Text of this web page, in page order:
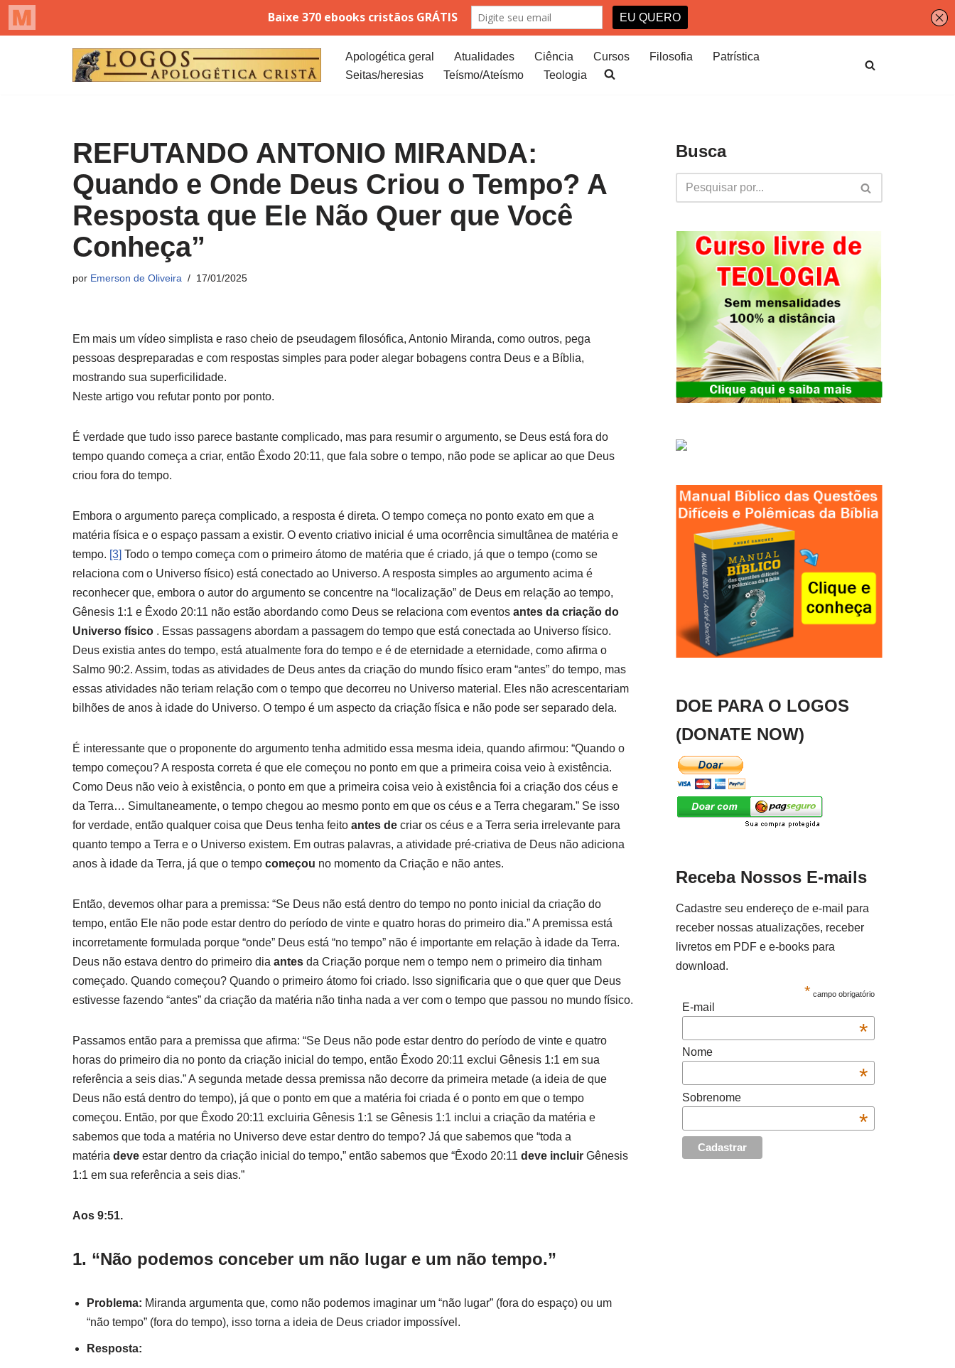
Apologética geral Atualidades Ciência Cursos Filosofia
Patrística
Seitas/heresias
Teísmo/Ateísmo Teologia
REFUTANDO ANTONIO MIRANDA:
Quando e Onde Deus Criou o Tempo? A
Resposta que Ele Não Quer que Você
Conheça”
por Emerson de Oliveira 17/01/2025
Em mais um vídeo simplista e raso cheio de pseudagem filosófica, Antonio Miranda, como outros, pega
pessoas despreparadas e com respostas simples para poder alegar bobagens contra Deus e a Bíblia,
mostrando sua superficilidade.
Neste artigo vou refutar ponto por ponto.
É verdade que tudo isso parece bastante complicado, mas para resumir o argumento, se Deus está fora do
tempo quando começa a criar, então Êxodo 20:11, que fala sobre o tempo, não pode se aplicar ao que Deus
criou fora do tempo.
Embora o argumento pareça complicado, a resposta é direta. O tempo começa no ponto exato em que a
matéria física e o espaço passam a existir. O evento criativo inicial é uma ocorrência simultânea de matéria e
tempo. [3] Todo o tempo começa com o primeiro átomo de matéria que é criado, já que o tempo (como se
relaciona com o Universo físico) está conectado ao Universo. A resposta simples ao argumento acima é
reconhecer que, embora o autor do argumento se concentre na “localização” de Deus em relação ao tempo,
Gênesis 1:1 e Êxodo 20:11 não estão abordando como Deus se relaciona com eventos antes da criação do
Universo físico . Essas passagens abordam a passagem do tempo que está conectada ao Universo físico.
Deus existia antes do tempo, está atualmente fora do tempo e é de eternidade a eternidade, como afirma o
Salmo 90:2. Assim, todas as atividades de Deus antes da criação do mundo físico eram “antes” do tempo, mas
essas atividades não teriam relação com o tempo que decorreu no Universo material. Eles não acrescentariam
bilhões de anos à idade do Universo. O tempo é um aspecto da criação física e não pode ser separado dela.
É interessante que o proponente do argumento tenha admitido essa mesma ideia, quando afirmou: “Quando o
tempo começou? A resposta correta é que ele começou no ponto em que a primeira coisa veio à existência.
Como Deus não veio à existência, o ponto em que a primeira coisa veio à existência foi a criação dos céus e
da Terra… Simultaneamente, o tempo chegou ao mesmo ponto em que os céus e a Terra chegaram.” Se isso
for verdade, então qualquer coisa que Deus tenha feito antes de criar os céus e a Terra seria irrelevante para
quanto tempo a Terra e o Universo existem. Em outras palavras, a atividade pré-criativa de Deus não adiciona
anos à idade da Terra, já que o tempo começou no momento da Criação e não antes.
Então, devemos olhar para a premissa: “Se Deus não está dentro do tempo no ponto inicial da criação do
tempo, então Ele não pode estar dentro do período de vinte e quatro horas do primeiro dia.” A premissa está
incorretamente formulada porque “onde” Deus está “no tempo” não é importante em relação à idade da Terra.
Deus não estava dentro do primeiro dia antes da Criação porque nem o tempo nem o primeiro dia tinham
começado. Quando começou? Quando o primeiro átomo foi criado. Isso significaria que o que quer que Deus
estivesse fazendo “antes” da criação da matéria não tinha nada a ver com o tempo que passou no mundo físico.
Passamos então para a premissa que afirma: “Se Deus não pode estar dentro do período de vinte e quatro
horas do primeiro dia no ponto da criação inicial do tempo, então Êxodo 20:11 exclui Gênesis 1:1 em sua
referência a seis dias.” A segunda metade dessa premissa não decorre da primeira metade (a ideia de que
Deus não está dentro do tempo), já que o ponto em que a matéria foi criada é o ponto em que o tempo
começou. Então, por que Êxodo 20:11 excluiria Gênesis 1:1 se Gênesis 1:1 inclui a criação da matéria e
sabemos que toda a matéria no Universo deve estar dentro do tempo? Já que sabemos que “toda a
matéria deve estar dentro da criação inicial do tempo,” então sabemos que “Êxodo 20:11 deve incluir Gênesis
1:1 em sua referência a seis dias.”
Aos 9:51.
1. “Não podemos conceber um não lugar e um não tempo.”
Problema: Miranda argumenta que, como não podemos imaginar um “não lugar” (fora do espaço) ou um
“não tempo” (fora do tempo), isso torna a ideia de Deus criador impossível.
Resposta:
Busca
DOE PARA O LOGOS
(DONATE NOW)
Receba Nossos E-mails
Cadastre seu endereço de e-mail para
receber nossas atualizações, receber
livretos em PDF e e-books para
download.
* campo obrigatório
E-mail
*
Nome
*
Sobrenome
*